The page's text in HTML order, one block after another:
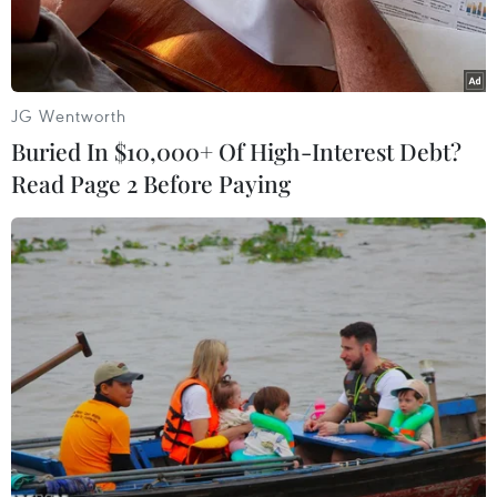
thống BarackObama bác dự án xây dựng đường
ống dẫn dầu gây tranh cãi Keystone XL và yêu
cầuCơ quan bảo vệ môi trường (EPA) áp đặt các
tiêu chuẩn về khí thải cacbon cho cácnhà máy
Theo các nhà tổ chức sự kiện nói trên, ước tính
có khoảng 35.000 người đếntừ 30 bang trên
khắp nước Mỹ tham gia cuộc tuần hành, biến sự
kiện này trở thànhcuộc tuần hành vì môi trường
lớn nhất trong lịch sử nước Mỹ. Những
ngườitham gia cũng tuần hành gần khu vực
Nhà Trắng, giương cao các khẩu hiệu và
biểungữ phản đối dự án trên.
Tham gia cuộc tuần hành còn có nhiều nhân vật
JG Wentworth
Buried In $10,000+ Of High-Interest Debt?
Read Page 2 Before Paying